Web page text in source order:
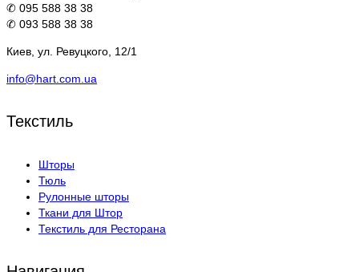
✆ 095 588 38 38
✆ 093 588 38 38
Киев, ул. Ревуцкого, 12/1
info@hart.com.ua
Текстиль
Шторы
Тюль
Рулонные шторы
Ткани для Штор
Текстиль для Ресторана